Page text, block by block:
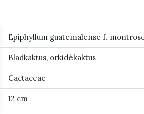
Epiphyllum guatemalense f.
Bladkaktus, orkidékaktus
Cactaceae
12 cm